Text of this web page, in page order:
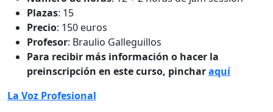
Plazas: 15
Precio: 150 euros
Profesor: Braulio Galleguillos
Para recibir más información o hacer la
preinscripción en este curso, pincharaquí
La Voz Profesional